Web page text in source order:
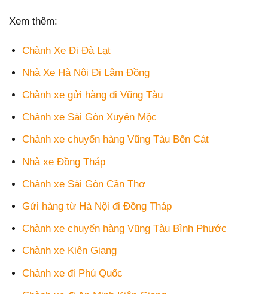
Xem thêm:
Chành Xe Đi Đà Lạt
Nhà Xe Hà Nội Đi Lâm Đồng
Chành xe gửi hàng đi Vũng Tàu
Chành xe Sài Gòn Xuyên Mộc
Chành xe chuyển hàng Vũng Tàu Bến Cát
Nhà xe Đồng Tháp
Chành xe Sài Gòn Cần Thơ
Gửi hàng từ Hà Nội đi Đồng Tháp
Chành xe chuyển hàng Vũng Tàu Bình Phước
Chành xe Kiên Giang
Chành xe đi Phú Quốc